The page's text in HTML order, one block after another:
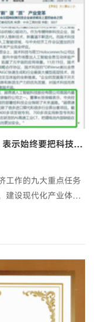
米兰milan董事长接受中华工商时报专访，表示始终要把科技创新放在首位
工作的九大重点任务
建设现代化产业体